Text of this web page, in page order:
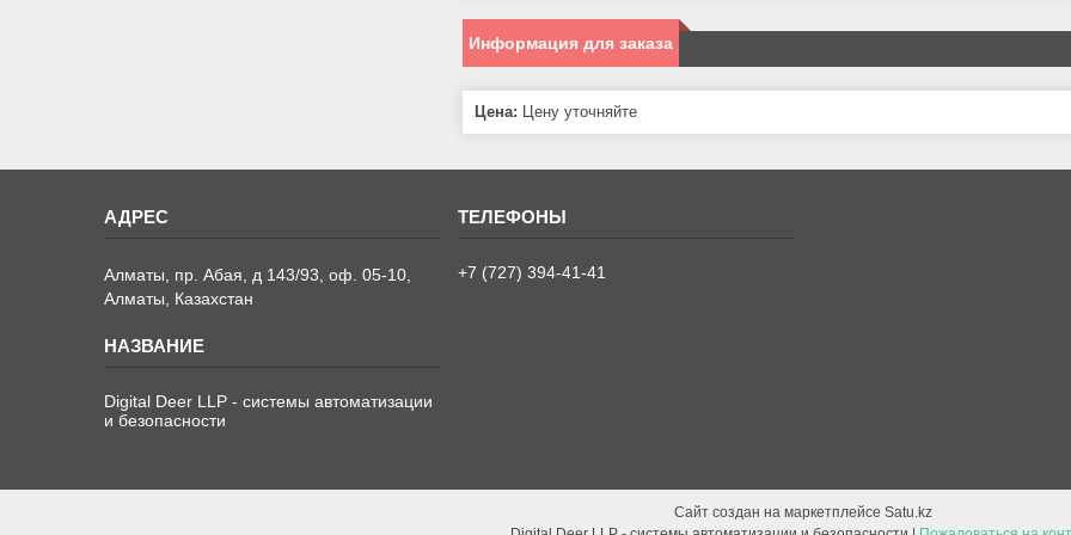
Информация для заказа
Цена: Цену уточняйте
Алматы, пр. Абая, д 143/93, оф. 05-10,
Алматы, Казахстан
Digital Deer LLP - системы автоматизации
и безопасности
+7 (727) 394-41-41
Сайт создан на маркетплейсе Satu.kz